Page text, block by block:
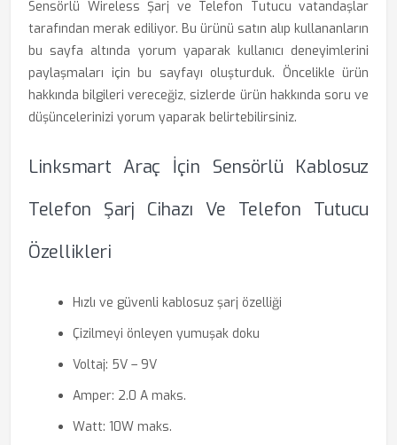
Sensörlü Wireless Şarj ve Telefon Tutucu vatandaşlar
tarafından merak ediliyor. Bu ürünü satın alıp kullananların
bu sayfa altında yorum yaparak kullanıcı deneyimlerini
paylaşmaları için bu sayfayı oluşturduk. Öncelikle ürün
hakkında bilgileri vereceğiz, sizlerde ürün hakkında soru ve
düşüncelerinizi yorum yaparak belirtebilirsiniz.
Linksmart Araç İçin Sensörlü Kablosuz
Telefon Şarj Cihazı Ve Telefon Tutucu
Özellikleri
Hızlı ve güvenli kablosuz şarj özelliği
Çizilmeyi önleyen yumuşak doku
Voltaj: 5V – 9V
Amper: 2.0 A maks.
Watt: 10W maks.